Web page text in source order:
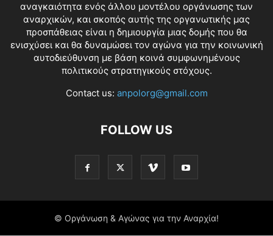
αναγκαιότητα ενός άλλου μοντέλου οργάνωσης των
αναρχικών, και σκοπός αυτής της οργανωτικής μας
προσπάθειας είναι η δημιουργία μιας δομής που θα
ενισχύσει και θα δυναμώσει τον αγώνα για την κοινωνική
αυτοδιεύθυνση με βάση κοινά συμφωνημένους
πολιτικούς στρατηγικούς στόχους.
Contact us: anpolorg@gmail.com
FOLLOW US
© Οργάνωση & Αγώνας για την Αναρχία!